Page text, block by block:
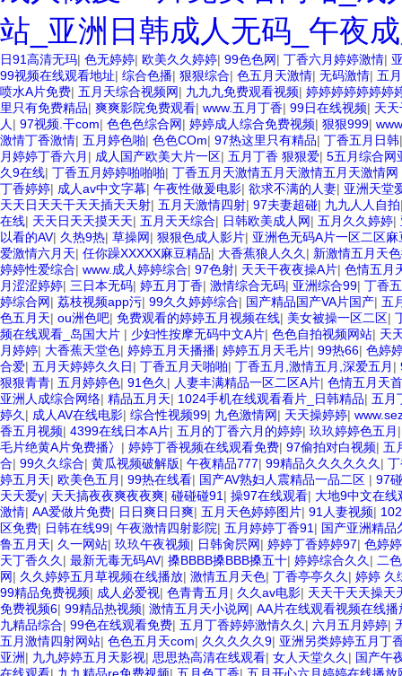
站_亚洲日韩成人无码_午夜
日91高清无玛| 色无婷婷| 欧美久久婷婷| 99色色网| 丁香六月婷婷激情|
99视频在线观看地址| 综合色播| 狠狠综合| 色五月天激情| 无码激情| 五
喷水A片免费| 五月天综合视频网| 九九九免费观看视频| 婷婷婷婷婷婷婷
里只有免费精品| 爽爽影院免费观看| www.五月丁香| 99日在线视频| 天
人 | 97视频.干com| 色色色综合网| 婷婷成人综合免费视频| 狠狠999|
激情丁香激情| 五月婷色啪| 色色COm| 97热这里只有精品| 丁香五月日韩
月婷婷丁香六月 | 成人国产欧美大片一区| 五月丁香 狠狠爱| 5五月综合网
久9在线| 丁香五月婷婷啪啪啪| 丁香五月天激情五月天激情五月天激情网
丁香婷婷| 成人av中文字幕| 午夜性做爰电影| 欲求不满的人妻| 亚洲天堂
天天日天天干天天插天天射| 五月天激情四射| 97夫妻超碰| 九九人人自拍
在线| 天天日天天摸天天| 五月天天综合| 日韩欧美成人网| 五月久久婷婷|
以看的AV| 久热9热| 草操网| 狠狠色成人影片| 亚洲色无码A片一区二区麻
爱激情六月天| 任你躁XXXXX麻豆精品| 大香蕉狼人久久 | 新激情五月天
婷婷性爱综合| www.成人婷婷综合| 97色射| 天天干夜夜操A片| 色情五月
月涩涩婷婷| 三日本无码| 婷五月丁香| 激情综合无码| 亚洲综合99| 丁香
婷综合网| 荔枝视频app污| 99久久婷婷综合| 国产精品国产VA片国产| 五
色五月天| ou洲色吧| 免费观看的婷婷五月视频在线| 美女被操一区二区|
频在线观看_岛国大片 | 少妇性按摩无码中文A片| 色色自拍视频网站| 天
月婷婷| 大香蕉天堂色| 婷婷五月天播播| 婷婷五月天毛片| 99热66| 色婷
合爱| 五月天婷婷久久日| 丁香五月天啪啪| 丁香五月,激情五月,深爱五月 |
狠狠青青| 五月婷婷色| 91色久 | 人妻丰满精品一区二区A片| 色情五月天
亚洲人成综合网络| 精品五月天| 1024手机在线观看看片_日韩精品| 五月
婷久 | 成人AV在线电影| 综合性视频99| 九色激情网| 天天操婷婷|
香五月视频| 4399在线日本A片| 五月的丁香六月的婷婷| 玖玖婷婷色五月
毛片绝黄A片免费播冫 | 婷婷丁香视频在线观看免费| 97偷拍对白视频| 五
合| 99久久综合| 黄瓜视频破解版| 午夜精品777| 99精品久久久久久久 |
婷五月天| 欧美色五月 | 99热在线看| 国产AV熟妇人震精品一品二区 | 97
天天爱y| 天天搞夜夜爽夜夜爽| 碰碰碰91 | 操97在线观看| 大地9中文在线
激情| AA爱做片免费| 日日爽日日爽| 五月天色婷婷图片| 91人妻视频|
区免费| 日韩在线99| 午夜激情四射影院| 五月婷婷丁香91 | 国产亚洲精品
鲁五月天| 久一网站| 玖玖午夜视频| 日韩肏屄网| 婷婷丁香婷婷97| 色婷
天丁香久久 | 最新无毒无码AV| 搡BBBB搡BBB搡五十| 婷婷综合久久 | 二
网| 久久婷婷五月草视频在线播放| 激情五月天色| 丁香亭亭久久 | 婷婷 久
99精品免费视频| 成人必爱视| 色青青五月 | 久久av电影| 天天干天天操天
免费视频6| 99精品热视频| 激情五月天小说网| AA片在线观看视频在线播
九精品综合| 99色在线观看免费| 五月丁香婷婷激情久久 | 六月五月婷婷|
五月激情四射网站| 色色五月天com| 久久久久久9| 亚洲另类婷婷五月丁
亚洲| 九九婷婷五月天影视| 思思热高清在线观看| 女人天堂久久 | 国产午